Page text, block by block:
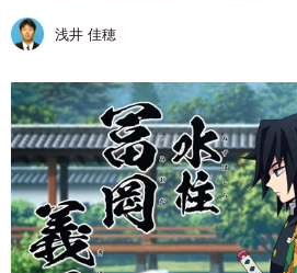
浅井 佳穂